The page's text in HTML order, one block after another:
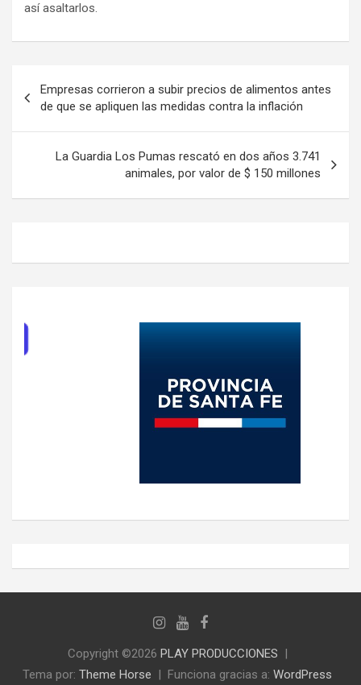
así asaltarlos.
de
entradas
Empresas corrieron a subir precios de alimentos antes
de que se apliquen las medidas contra la inflación
La Guardia Los Pumas rescató en dos años 3.741
animales, por valor de $ 150 millones
Copyright ©2026 PLAY PRODUCCIONES
Tema por: Theme Horse Funciona gracias a: WordPress